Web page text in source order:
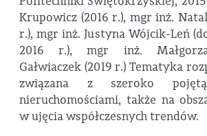
Krupowicz (2016 r.), mgr inż.
r.), mgr inż. Justyna Wójcik-Leń
2016 r.), mgr inż.
Gałwiaczek (2019 r.) Tematyka
związana z szeroko
nieruchomościami, także na
w ujęcia współczesnych trendów.